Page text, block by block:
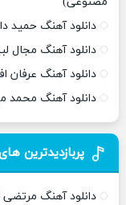
دانلود آهنگ حمید
دانلود آهنگ مجال
دانلود آهنگ عرفان
دانلود آهنگ محمد
پربازدیدترین
دانلود آهنگ مرتضی